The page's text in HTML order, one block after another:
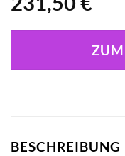
ZUM
BESCHREIBUNG